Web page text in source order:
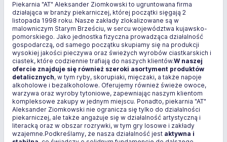
Piekarnia "AT" Aleksander Ziomkowski to ugruntowana firma
działająca w branży piekarniczej, której początki sięgają 2
listopada 1998 roku. Nasze zakłady zlokalizowane są w
malowniczym Starym Brześciu, w sercu województwa kujawsko-
pomorskiego. Jako jednostka fizyczna prowadząca działalność
gospodarczą, od samego początku skupiamy się na produkcji
wysokiej jakości pieczywa oraz świeżych wyrobów ciastkarskich i
ciastek, które codziennie trafiają do naszych klientów.W naszej
ofercie znajduje się również szeroki asortyment produktów
detalicznych, w tym ryby, skorupiaki, mięczaki, a także napoje
alkoholowe i bezalkoholowe. Oferujemy również świeże owoce,
warzywa oraz wyroby tytoniowe, zapewniając naszym klientom
kompleksowe zakupy w jednym miejscu. Ponadto, piekarnia "AT"
Aleksander Ziomkowski nie ogranicza się tylko do działalności
piekarniczej, ale także angażuje się w działalność artystyczną i
literacką oraz w obszar rozrywki, w tym gry losowe i zakłady
wzajemne.Podkreślamy, że nasza działalność jest aktywna i